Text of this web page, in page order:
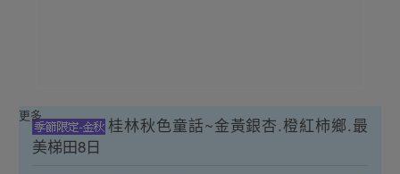
桂林秋色童話~金黃銀杏.橙紅柿鄉.最
美梯田8日
更多